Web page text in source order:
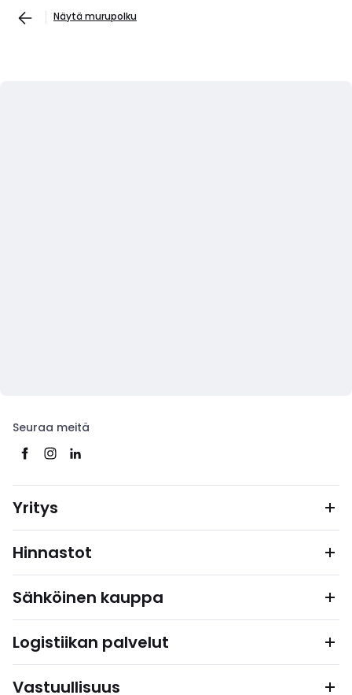
Näytä murupolku
Seuraa meitä
Yritys
Hinnastot
Sähköinen kauppa
Logistiikan palvelut
Vastuullisuus